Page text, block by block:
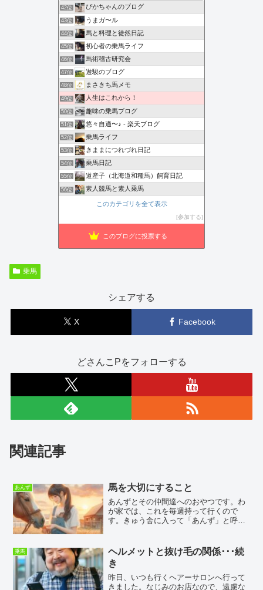
42位 ぴかちゃんのブログ
43位 うまガ〜ル
44位 馬と料理と徒然日記
45位 初心者の乗馬ライフ
46位 馬術稽古研究会
47位 遊駿のブログ
48位 まさきち馬メモ
49位 人生はこれから！
50位 趣味の乗馬ブログ
51位 悠々自適〜♪ - 楽天ブログ
52位 乗馬ライフ
53位 きままにつれづれ日記
54位 乗馬日記
55位 道産子（北海道和種馬）飼育日記
56位 素人競馬と素人乗馬
このカテゴリを全て表示
参加する
このブログに投票する
乗馬
シェアする
X Facebook
どさんこPをフォローする
関連記事
あんず 馬を大切にすること
あんずとその仲間達へのおやつです。わ
が家では、これを毎週持って行くので
す。きゅう舎に入って「あんず」と呼ぶ
の馬は自分が「あんず」だと思っている
らしいとのことです。僕たち...
乗馬
ヘルメットと抜け毛の関係･･･続
き
昨日、いつも行くヘアーサロンへ行って
きました。なじみのお店なので、遠慮な